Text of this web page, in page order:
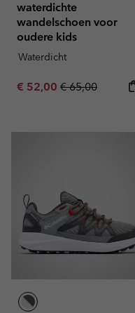
waterdichte
wandelschoen voor
oudere kids
Waterdicht
Sale price:
€ 52,00 Regular price:
€ 65,00